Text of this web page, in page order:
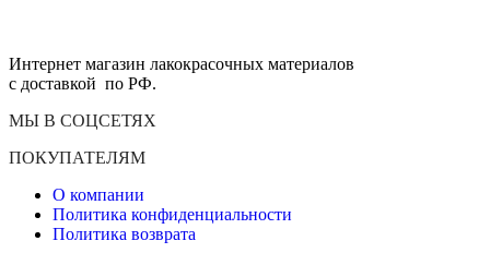
Интернет магазин лакокрасочных материалов
с доставкой по РФ.
МЫ В СОЦСЕТЯХ
ПОКУПАТЕЛЯМ
О компании
Политика конфиденциальности
Политика возврата